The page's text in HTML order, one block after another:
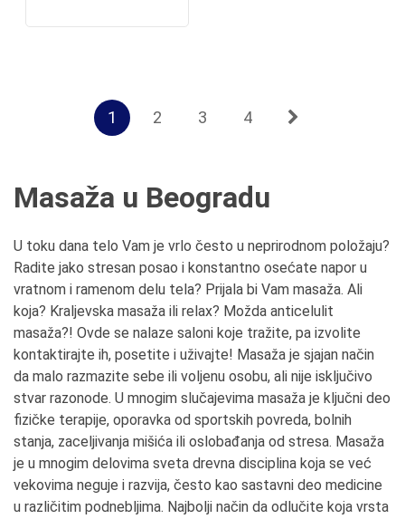
1 2 3 4
Masaža u Beogradu
U toku dana telo Vam je vrlo često u neprirodnom položaju?
Radite jako stresan posao i konstantno osećate napor u
vratnom i ramenom delu tela? Prijala bi Vam masaža. Ali
koja? Kraljevska masaža ili relax? Možda anticelulit
masaža?! Ovde se nalaze saloni koje tražite, pa izvolite
kontaktirajte ih, posetite i uživajte! Masaža je sjajan način
da malo razmazite sebe ili voljenu osobu, ali nije isključivo
stvar razonode. U mnogim slučajevima masaža je ključni deo
fizičke terapije, oporavka od sportskih povreda, bolnih
stanja, zaceljivanja mišića ili oslobađanja od stresa. Masaža
je u mnogim delovima sveta drevna disciplina koja se već
vekovima neguje i razvija, često kao sastavni deo medicine
u različitim podnebljima. Najbolji način da odlučite koja vrsta